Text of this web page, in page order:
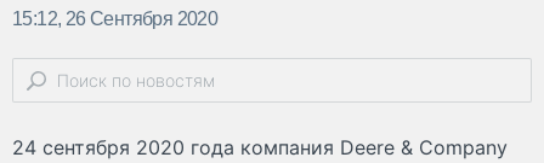
15:12, 26 Сентября 2020
24 сентября 2020 года компания Deere & Company